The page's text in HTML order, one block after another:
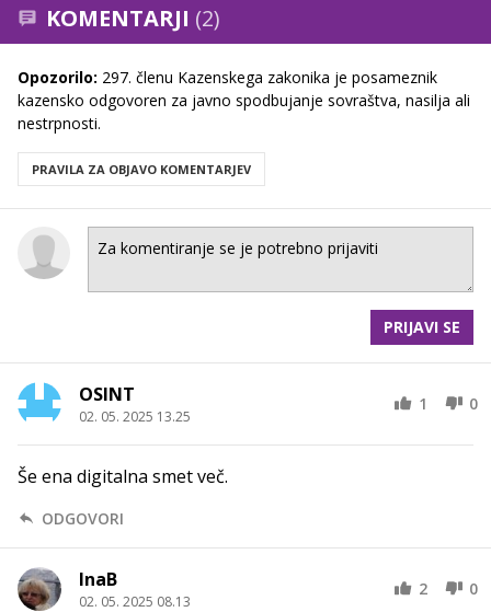
KOMENTARJI (2)
Opozorilo: 297. členu Kazenskega zakonika je posameznik
kazensko odgovoren za javno spodbujanje sovraštva, nasilja ali
nestrpnosti.
PRAVILA ZA OBJAVO KOMENTARJEV
PRIJAVI SE
OSINT
02. 05. 2025 13.25
1 0
Še ena digitalna smet več.
ODGOVORI
InaB
02. 05. 2025 08.13
2 0